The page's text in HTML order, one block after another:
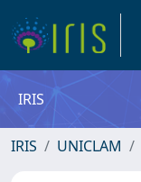
IRIS
IRIS UNICLAM